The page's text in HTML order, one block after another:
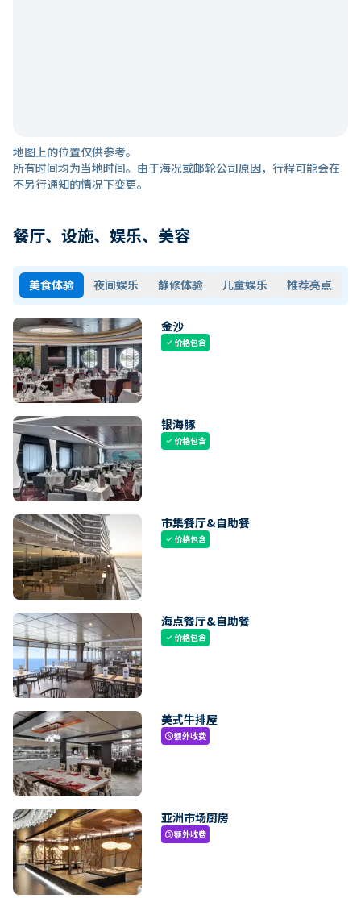
地图上的位置仅供参考。
所有时间均为当地时间。由于海况或邮轮公司原因，行程可能会在
不另行通知的情况下变更。
餐厅、设施、娱乐、美容
美食体验 夜间娱乐 静修体验 儿童娱乐 推荐亮点
金沙
check价格包含
银海豚
check价格包含
市集餐厅&自助餐
check价格包含
海点餐厅&自助餐
check价格包含
美式牛排屋
paid额外收费
亚洲市场厨房
paid额外收费